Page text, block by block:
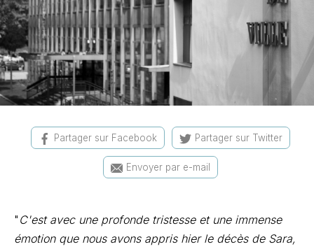
Partager sur Facebook Partager sur Twitter
Envoyer par e-mail
" C'est avec une profonde tristesse et une immense
émotion que nous avons appris hier le décès de Sara,